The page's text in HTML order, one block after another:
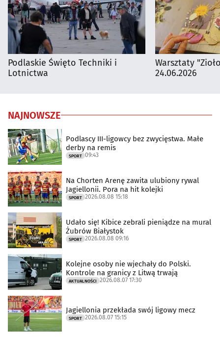
Podlaskie Święto Techniki i
Lotnictwa
Warsztaty
24.06.2026
NAJNOWSZE
Podlascy III-ligowcy bez zwycięstwa. Małe
derby na remis
SPORT 09:43
Na Chorten Arenę zawita ulubiony rywal
Jagiellonii. Pora na hit kolejki
SPORT 2026.08.08 15:18
Udało się! Kibice zebrali pieniądze na mural
Żubrów Białystok
SPORT 2026.08.08 09:16
Kolejne osoby nie wjechały do Polski.
Kontrole na granicy z Litwą trwają
AKTUALNOŚCI 2026.08.07 17:30
Jagiellonia przekłada swój ligowy mecz
SPORT 2026.08.07 15:15